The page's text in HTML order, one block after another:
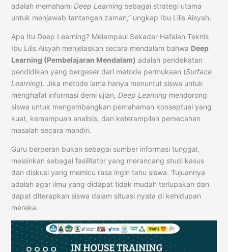
adalah memahami Deep Learning sebagai strategi utama
untuk menjawab tantangan zaman,” ungkap Ibu Lilis Aisyah.
Apa Itu Deep Learning? Melampaui Sekadar Hafalan Teknis
Ibu Lilis Aisyah menjelaskan secara mendalam bahwa Deep
Learning (Pembelajaran Mendalam) adalah pendekatan
pendidikan yang bergeser dari metode permukaan (Surface
Learning). Jika metode lama hanya menuntut siswa untuk
menghafal informasi demi ujian, Deep Learning mendorong
siswa untuk mengembangkan pemahaman konseptual yang
kuat, kemampuan analisis, dan keterampilan pemecahan
masalah secara mandiri.
Guru berperan bukan sebagai sumber informasi tunggal,
melainkan sebagai fasilitator yang merancang studi kasus
dan diskusi yang memicu rasa ingin tahu siswa. Tujuannya
adalah agar ilmu yang didapat tidak mudah terlupakan dan
dapat diterapkan siswa dalam situasi nyata di kehidupan
mereka.